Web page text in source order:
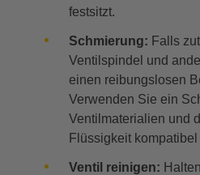
festsitzt.
Schmierung: Falls
Ventilspindel und
einen reibungslosen
Verwenden Sie ein
Ventilmaterialien und
Flüssigkeit kompatibel
Ventil reinigen: